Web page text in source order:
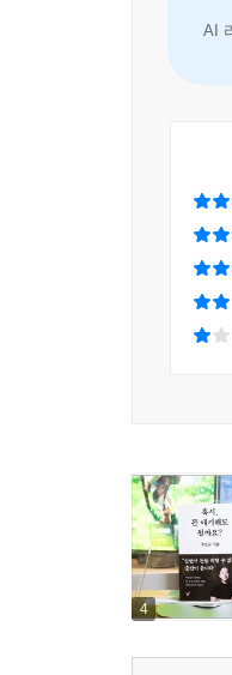
이 메시지
AI
4